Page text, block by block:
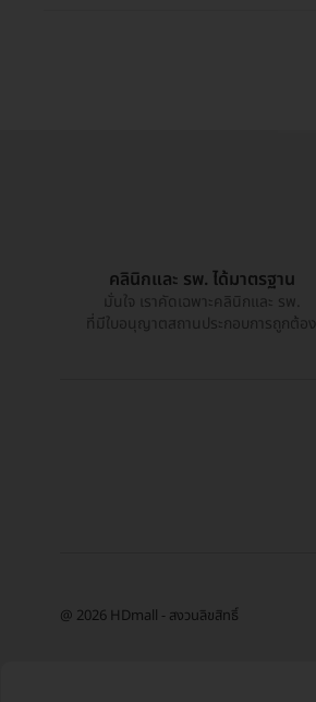
คลินิกและ รพ. ได้มาตรฐาน
มั่นใจ เราคัดเฉพาะคลินิกและ รพ.
ที่มีใบอนุญาตสถานประกอบการถูกต้อง
@ 2026 HDmall - สงวนลิขสิทธิ์